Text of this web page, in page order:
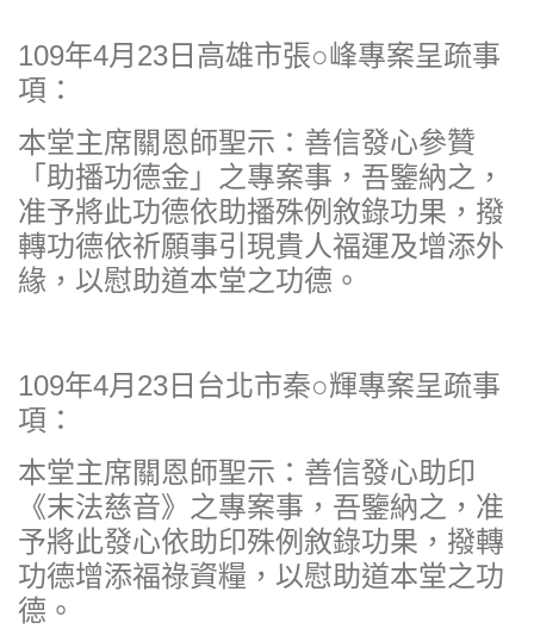
109年4月23日高雄市張○峰專案呈疏事
項：
本堂主席關恩師聖示：善信發心參贊
「助播功德金」之專案事，吾鑒納之，
准予將此功德依助播殊例敘錄功果，撥
轉功德依祈願事引現貴人福運及增添外
緣，以慰助道本堂之功德。
109年4月23日台北市秦○輝專案呈疏事
項：
本堂主席關恩師聖示：善信發心助印
《末法慈音》之專案事，吾鑒納之，准
予將此發心依助印殊例敘錄功果，撥轉
功德增添福祿資糧，以慰助道本堂之功
德。